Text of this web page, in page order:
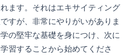
ます。それはエキサイティング
すが、非常にやりがいがありま
の堅牢な基礎を身につけ、次に
習することから始めてくださ